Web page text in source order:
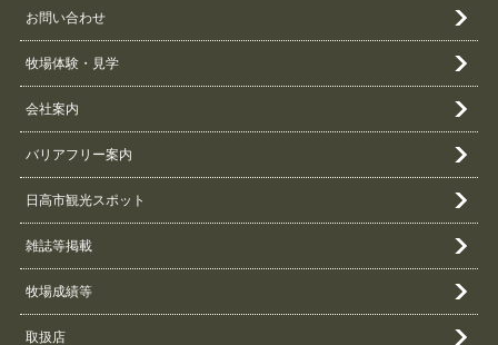
お問い合わせ
牧場体験・見学
会社案内
バリアフリー案内
日高市観光スポット
雑誌等掲載
牧場成績等
取扱店